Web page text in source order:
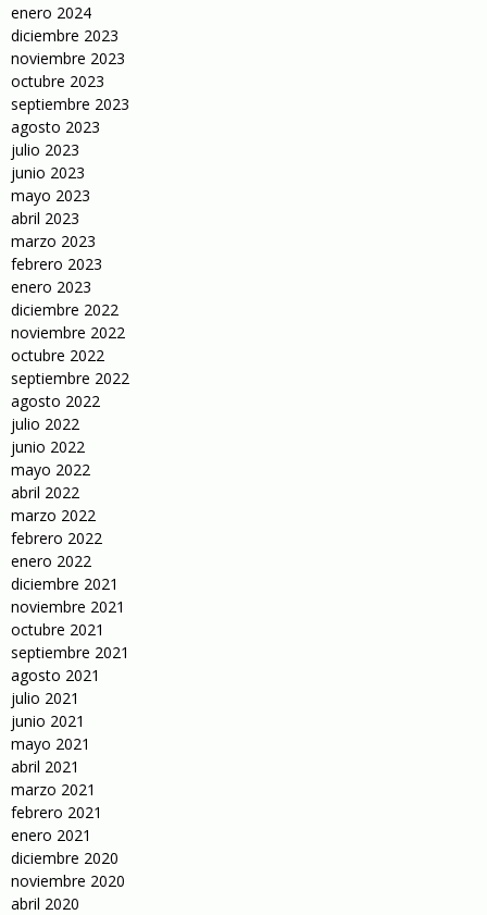
enero 2024
diciembre 2023
noviembre 2023
octubre 2023
septiembre 2023
agosto 2023
julio 2023
junio 2023
mayo 2023
abril 2023
marzo 2023
febrero 2023
enero 2023
diciembre 2022
noviembre 2022
octubre 2022
septiembre 2022
agosto 2022
julio 2022
junio 2022
mayo 2022
abril 2022
marzo 2022
febrero 2022
enero 2022
diciembre 2021
noviembre 2021
octubre 2021
septiembre 2021
agosto 2021
julio 2021
junio 2021
mayo 2021
abril 2021
marzo 2021
febrero 2021
enero 2021
diciembre 2020
noviembre 2020
abril 2020